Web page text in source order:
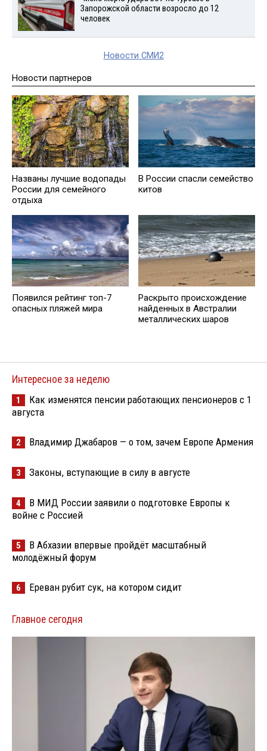
Запорожской области возросло до 12
человек
Новости СМИ2
Новости партнеров
Названы лучшие водопады
России для семейного
отдыха
В России спасли семейство
китов
Появился рейтинг топ-7
опасных пляжей мира
Раскрыто происхождение
найденных в Австралии
металлических шаров
Интересное за неделю
1
Как изменятся пенсии работающих пенсионеров с 1
августа
2 Владимир Джабаров — о том, зачем Европе Армения
3 Законы, вступающие в силу в августе
4
В МИД России заявили о подготовке Европы к
войне с Россией
5
В Абхазии впервые пройдёт масштабный
молодёжный форум
6 Ереван рубит сук, на котором сидит
Главное сегодня